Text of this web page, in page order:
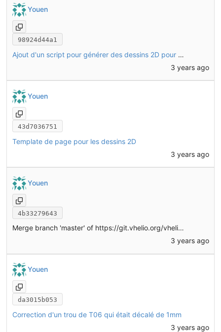
Youen
98924d44a1
Ajout d'un script pour générer des dessins 2D pour tous les tubes
3 years ago
Youen
43d7036751
Template de page pour les dessins 2D
3 years ago
Youen
4b33279643
Merge branch 'master' of https://git.vhelio.org/vhelio/vheliotech-freecad
3 years ago
Youen
da3015b053
Correction d'un trou de T06 qui était décalé de 1mm
3 years ago